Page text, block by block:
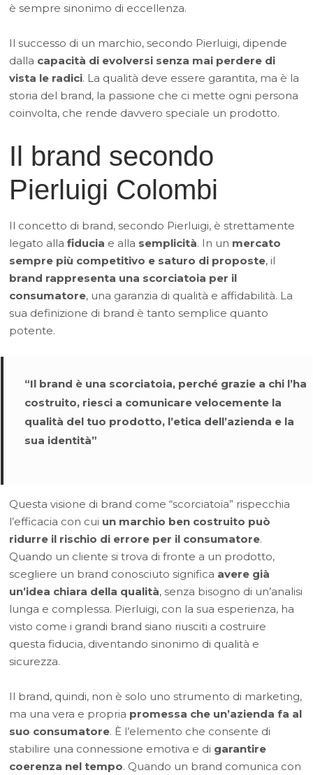
è sempre sinonimo di eccellenza.
Il successo di un marchio, secondo Pierluigi, dipende
dalla capacità di evolversi senza mai perdere di
vista le radici. La qualità deve essere garantita, ma è la
storia del brand, la passione che ci mette ogni persona
coinvolta, che rende davvero speciale un prodotto.
Il brand secondo
Pierluigi Colombi
Il concetto di brand, secondo Pierluigi, è strettamente
legato allafiducia e alla semplicità. In un mercato
sempre più competitivo e saturo di proposte, il
brand rappresenta una scorciatoia per il
consumatore, una garanzia di qualità e affidabilità. La
sua definizione di brand è tanto semplice quanto
potente.
“Il brand è una scorciatoia, perché grazie a chi l’ha
costruito, riesci a comunicare velocemente la
qualità del tuo prodotto, l’etica dell’azienda e la
sua identità”
Questa visione di brand come “scorciatoia” rispecchia
l’efficacia con cui un marchio ben costruito può
ridurre il rischio di errore per il consumatore.
Quando un cliente si trova di fronte a un prodotto,
scegliere un brand conosciuto significa avere già
un’idea chiara della qualità, senza bisogno di un’analisi
lunga e complessa. Pierluigi, con la sua esperienza, ha
visto come i grandi brand siano riusciti a costruire
questa fiducia, diventando sinonimo di qualità e
sicurezza.
Il brand, quindi, non è solo uno strumento di marketing,
ma una vera e propria promessa che un’azienda fa al
suo consumatore. È l’elemento che consente di
stabilire una connessione emotiva e di garantire
coerenza nel tempo. Quando un brand comunica con